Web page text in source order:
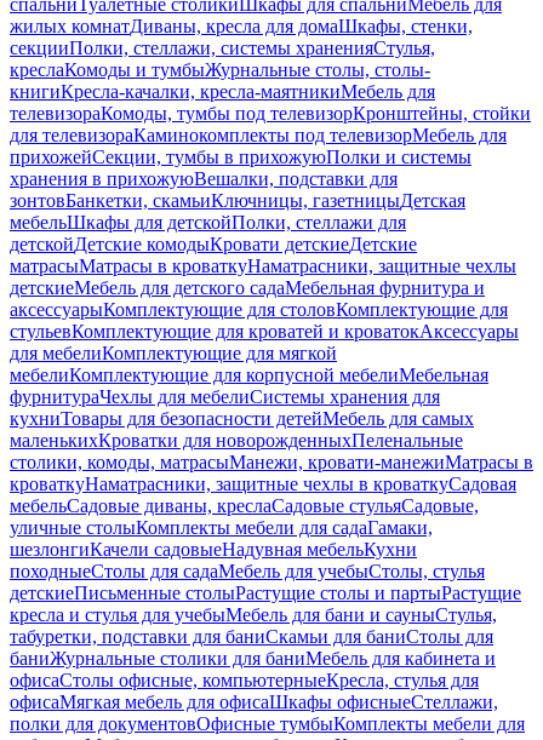
спальниТуалетные столикиШкафы для спальниМебель для
жилых комнатДиваны, кресла для домаШкафы, стенки,
секцииПолки, стеллажи, системы храненияСтулья,
креслаКомоды и тумбыЖурнальные столы, столы-
книгиКресла-качалки, кресла-маятникиМебель для
телевизораКомоды, тумбы под телевизорКронштейны, стойки
для телевизораКаминокомплекты под телевизорМебель для
прихожейСекции, тумбы в прихожуюПолки и системы
хранения в прихожуюВешалки, подставки для
зонтовБанкетки, скамьиКлючницы, газетницыДетская
мебельШкафы для детскойПолки, стеллажи для
детскойДетские комодыКровати детскиеДетские
матрасыМатрасы в кроваткуНаматрасники, защитные чехлы
детскиеМебель для детского садаМебельная фурнитура и
аксессуарыКомплектующие для столовКомплектующие для
стульевКомплектующие для кроватей и кроватокАксессуары
для мебелиКомплектующие для мягкой
мебелиКомплектующие для корпусной мебелиМебельная
фурнитураЧехлы для мебелиСистемы хранения для
кухниТовары для безопасности детейМебель для самых
маленькихКроватки для новорожденныхПеленальные
столики, комоды, матрасыМанежи, кровати-манежиМатрасы в
кроваткуНаматрасники, защитные чехлы в кроваткуСадовая
мебельСадовые диваны, креслаСадовые стульяСадовые,
уличные столыКомплекты мебели для садаГамаки,
шезлонгиКачели садовыеНадувная мебельКухни
походныеСтолы для садаМебель для учебыСтолы, стулья
детскиеПисьменные столыРастущие столы и партыРастущие
кресла и стулья для учебыМебель для бани и сауныСтулья,
табуретки, подставки для баниСкамьи для баниСтолы для
баниЖурнальные столики для баниМебель для кабинета и
офисаСтолы офисные, компьютерныеКресла, стулья для
офисаМягкая мебель для офисаШкафы офисныеСтеллажи,
полки для документовОфисные тумбыКомплекты мебели для